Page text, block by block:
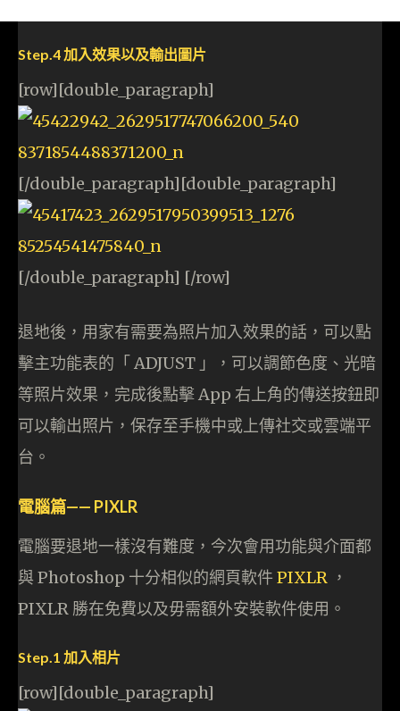
Step.4 加入效果以及輸出圖片
[row][double_paragraph]
[/double_paragraph][double_paragraph]
[/double_paragraph] [/row]
退地後，用家有需要為照片加入效果的話，可以點
擊主功能表的「 ADJUST 」，可以調節色度、光暗
等照片效果，完成後點擊 App 右上角的傳送按鈕即
可以輸出照片，保存至手機中或上傳社交或雲端平
台。
電腦篇—— PIXLR
電腦要退地一樣沒有難度，今次會用功能與介面都
與 Photoshop 十分相似的網頁軟件 PIXLR ，
PIXLR 勝在免費以及毋需額外安裝軟件使用。
Step.1 加入相片
[row][double_paragraph]